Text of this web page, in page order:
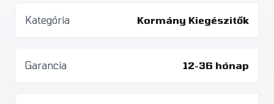
Kategória Kormány Kiegészitők
Garancia 12-36 hónap